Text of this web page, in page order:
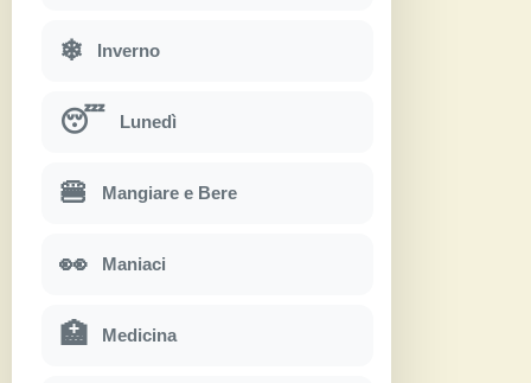
❄ Inverno
😴 Lunedì
🍔 Mangiare e Bere
👀 Maniaci
🏥 Medicina